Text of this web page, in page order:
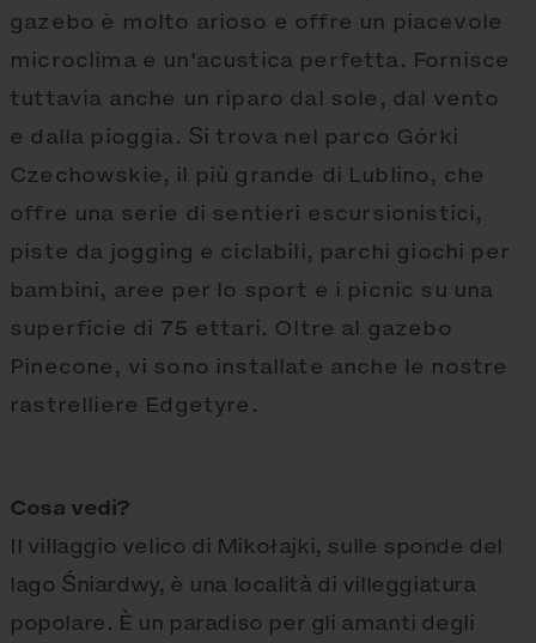
gazebo è molto arioso e offre un piacevole
microclima e un'acustica perfetta. Fornisce
tuttavia anche un riparo dal sole, dal vento
e dalla pioggia. Si trova nel parco Górki
Czechowskie, il più grande di Lublino, che
offre una serie di sentieri escursionistici,
piste da jogging e ciclabili, parchi giochi per
bambini, aree per lo sport e i picnic su una
superficie di 75 ettari. Oltre al gazebo
Pinecone, vi sono installate anche le nostre
rastrelliere Edgetyre.
Cosa vedi?
Il villaggio velico di Mikołajki, sulle sponde del
lago Śniardwy, è una località di villeggiatura
popolare. È un paradiso per gli amanti degli